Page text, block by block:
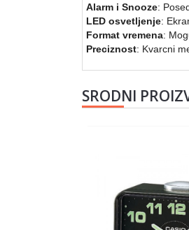
Alarm i Snooze:
LED osvetljenje:
Format vremena:
Preciznost: Kvarcni
SRODNI